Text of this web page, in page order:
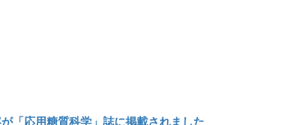
「応用糖質科学」誌に掲載されました